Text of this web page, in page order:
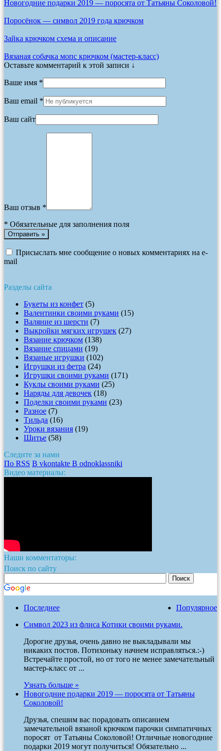
Новогодние подарки 2019 — поросята от Татьяны Соколовой!
Поросёнок — символ 2019 года крючком
Зайка крючком схема и описание
Вязаная собачка мопс крючком (мастер-класс)
Оставьте комментарий к этой записи ↓
Ваше имя *
Ваш email *
Ваш сайт
Ваш отзыв *
* Обязательные для заполнения поля
Присыслать мне сообщение о новых комментариях на e-
mail
Разделы сайта
Букеты из конфет (5)
Валентинки своими руками (15)
Валяние из шерсти (7)
Выкройки мягких игрушек (27)
Вязание крючком (138)
Вязание спицами (19)
Вязаные игрушки (102)
Игрушки из фетра (24)
Игрушки своими руками (171)
Куклы своими руками (25)
Наряды для девочек (18)
Поделки своими руками (23)
Разное (7)
Тильда (16)
Уроки вязания (19)
Шитье (58)
Следите за нами
По RSS В vkontakte В odnoklassniki
Видео материалы:
Наши комментаторы:
Поиск по сайту
Популярное
Последнее
Символ 2023 из флиса Котики своими руками.
Дорогие друзья, очень давно не выкладывали мы
никаких постов. Потихоньку начнем исправляться.:-)
Встречайте простой, но от того не менее замечательный
мастер-класс от ...
Узнать больше »
Новогодние подарки 2019 — поросята от Татьяны
Соколовой!
Друзья, спешим вас порадовать описанием
замечательной вязаной крючком парочки симпатичных
поросят от Татьяны Соколовой! Отличные новогодние
подарки 2019 могут получиться! Обязательно ...